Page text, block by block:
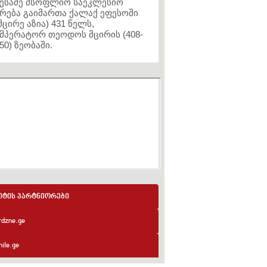
მსოფლიო საეკლესიო
გაიმართა ქალაქ ეფესოში
აზია) 431 წელს,
თეოდოს მცირის (408-
ზეობაში.
პარტნიორები